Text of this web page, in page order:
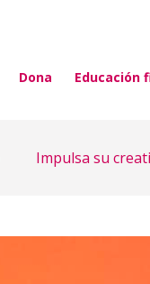
Dona Educación
Impulsa su